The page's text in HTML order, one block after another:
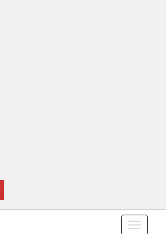
Toggle